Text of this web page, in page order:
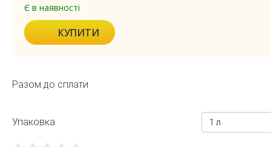
Є в наявності
КУПИТИ
Разом до сплати
Упаковка 1 л